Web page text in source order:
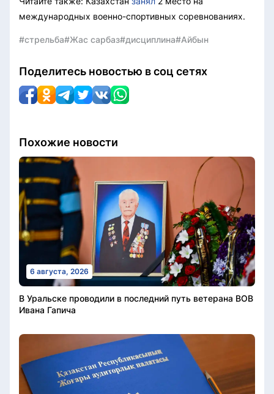
международных военно-спортивных соревнованиях.
#стрельба#Жас сарбаз#дисциплина#Айбын
Поделитесь новостью в соц сетях
Похожие новости
6 августа, 2026
В Уральске проводили в последний путь ветерана ВОВ
Ивана Гапича